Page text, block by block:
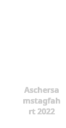
Aschersa
mstagfah
rt 2022